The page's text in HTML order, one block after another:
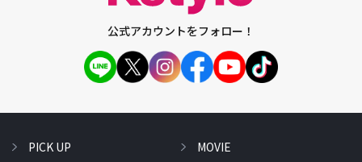
公式アカウントをフォロー！
PICK UP MOVIE